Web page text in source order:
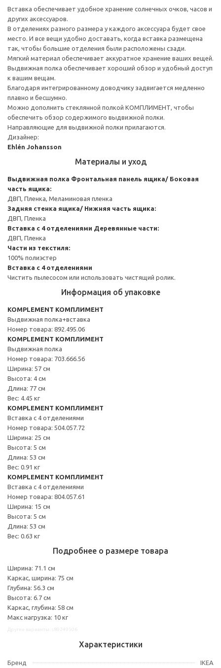
Вставка обеспечивает удобное хранение солнечных очков, часов и
других аксессуаров.
В отделениях разного размера у каждого аксессуара будет свое
место. И все вещи удобно доставать, когда вставка размещена
так, чтобы большие отделения были расположены сзади.
Мягкий материал обеспечивает аккуратное хранение ваших вещей.
Выдвижная полка обеспечивает хороший обзор и удобный доступ
к вашим вещам.
Благодаря интегрированному доводчику задвигается медленно
плавно и бесшумно.
Можно дополнить стеклянной полкой КОМПЛИМЕНТ, чтобы
обеспечить обзор содержимого выдвижной полки.
Направляющие для выдвижной полки прилагаются.
Дизайнер:
Ehlén Johansson
Материалы и уход
Выдвижная полка Фронтальная панель ящика/ Боковая
часть ящика:
ДВП, Пленка, Меламиновая пленка
Задняя стенка ящика/ Нижняя часть ящика:
ДВП, Пленка
Вставка с 4 отделениями Деревянные части:
ДВП, Пленка
Части из текстиля:
100% полиэстер
Вставка с 4 отделениями
Чистить пылесосом или использовать чистящий ролик.
Информация об упаковке
KOMPLEMENT КОМПЛИМЕНТ
Выдвижная полка+вставка
Номер товара: 892.495.06
KOMPLEMENT КОМПЛИМЕНТ
Выдвижная полка
Номер товара: 703.666.56
Ширина: 57 см
Высота: 4 см
Длина: 77 см
Вес: 4.45 кг
KOMPLEMENT КОМПЛИМЕНТ
Вставка с 4 отделениями
Номер товара: 504.057.72
Ширина: 25 см
Высота: 5 см
Длина: 53 см
Вес: 0.91 кг
KOMPLEMENT КОМПЛИМЕНТ
Вставка с 4 отделениями
Номер товара: 804.057.61
Ширина: 15 см
Высота: 5 см
Длина: 53 см
Вес: 0.63 кг
Подробнее о размере товара
Ширина: 71.1 см
Каркас, ширина: 75 см
Глубина: 56.3 см
Высота: 6.7 см
Каркас, глубина: 58 см
Макс нагрузка: 10 кг
Характеристики
Бренд
IKEA